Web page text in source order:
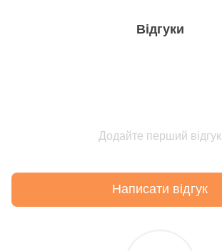
Відгуки
Додайте перший відгук
Написати відгук